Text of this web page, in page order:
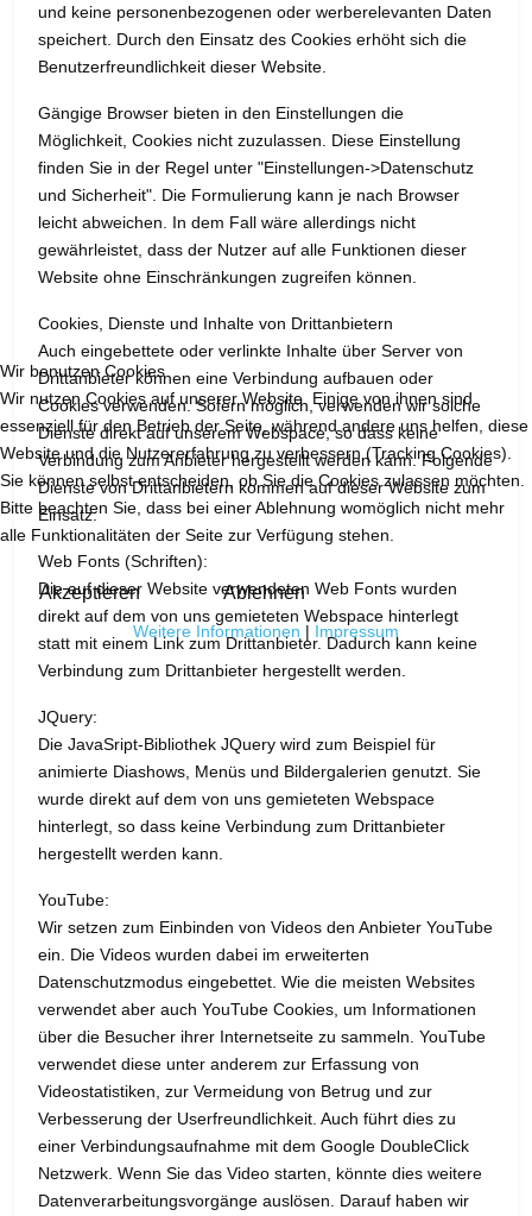
und keine personenbezogenen oder werberelevanten Daten
speichert. Durch den Einsatz des Cookies erhöht sich die
Benutzerfreundlichkeit dieser Website.
Gängige Browser bieten in den Einstellungen die
Möglichkeit, Cookies nicht zuzulassen. Diese Einstellung
finden Sie in der Regel unter "Einstellungen->Datenschutz
und Sicherheit". Die Formulierung kann je nach Browser
leicht abweichen. In dem Fall wäre allerdings nicht
gewährleistet, dass der Nutzer auf alle Funktionen dieser
Website ohne Einschränkungen zugreifen können.
Cookies, Dienste und Inhalte von Drittanbietern
Auch eingebettete oder verlinkte Inhalte über Server von
Drittanbieter können eine Verbindung aufbauen oder
Cookies verwenden. Sofern möglich, verwenden wir solche
Dienste direkt auf unserem Webspace, so dass keine
Verbindung zum Anbieter hergestellt werden kann. Folgende
Dienste von Drittanbietern kommen auf dieser Website zum
Einsatz:
Web Fonts (Schriften):
Die auf dieser Website verwendeten Web Fonts wurden
direkt auf dem von uns gemieteten Webspace hinterlegt
statt mit einem Link zum Drittanbieter. Dadurch kann keine
Verbindung zum Drittanbieter hergestellt werden.
JQuery:
Die JavaSript-Bibliothek JQuery wird zum Beispiel für
animierte Diashows, Menüs und Bildergalerien genutzt. Sie
wurde direkt auf dem von uns gemieteten Webspace
hinterlegt, so dass keine Verbindung zum Drittanbieter
hergestellt werden kann.
YouTube:
Wir setzen zum Einbinden von Videos den Anbieter YouTube
ein. Die Videos wurden dabei im erweiterten
Datenschutzmodus eingebettet. Wie die meisten Websites
verwendet aber auch YouTube Cookies, um Informationen
über die Besucher ihrer Internetseite zu sammeln. YouTube
verwendet diese unter anderem zur Erfassung von
Videostatistiken, zur Vermeidung von Betrug und zur
Verbesserung der Userfreundlichkeit. Auch führt dies zu
einer Verbindungsaufnahme mit dem Google DoubleClick
Netzwerk. Wenn Sie das Video starten, könnte dies weitere
Datenverarbeitungsvorgänge auslösen. Darauf haben wir
Wir benutzen Cookies
Wir nutzen Cookies auf unserer Website. Einige von ihnen sind
essenziell für den Betrieb der Seite, während andere uns helfen, diese
Website und die Nutzererfahrung zu verbessern (Tracking Cookies).
Sie können selbst entscheiden, ob Sie die Cookies zulassen möchten.
Bitte beachten Sie, dass bei einer Ablehnung womöglich nicht mehr
alle Funktionalitäten der Seite zur Verfügung stehen.
Akzeptieren Ablehnen
Weitere Informationen | Impressum